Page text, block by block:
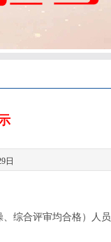
日
综合评审均合格）人员